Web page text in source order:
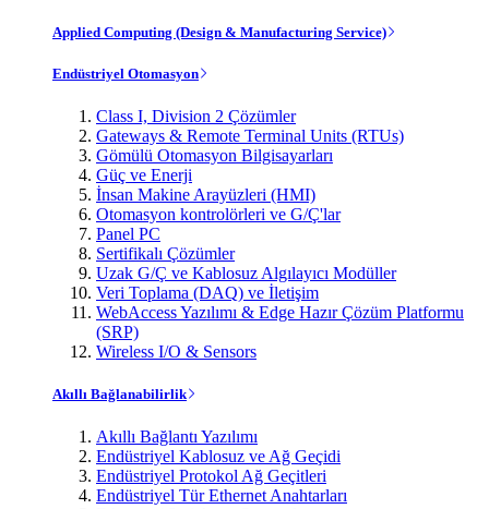
Applied Computing (Design & Manufacturing Service)
Endüstriyel Otomasyon
Class I, Division 2 Çözümler
Gateways & Remote Terminal Units (RTUs)
Gömülü Otomasyon Bilgisayarları
Güç ve Enerji
İnsan Makine Arayüzleri (HMI)
Otomasyon kontrolörleri ve G/Ç'lar
Panel PC
Sertifikalı Çözümler
Uzak G/Ç ve Kablosuz Algılayıcı Modüller
Veri Toplama (DAQ) ve İletişim
WebAccess Yazılımı & Edge Hazır Çözüm Platformu
(SRP)
Wireless I/O & Sensors
Akıllı Bağlanabilirlik
Akıllı Bağlantı Yazılımı
Endüstriyel Kablosuz ve Ağ Geçidi
Endüstriyel Protokol Ağ Geçitleri
Endüstriyel Tür Ethernet Anahtarları